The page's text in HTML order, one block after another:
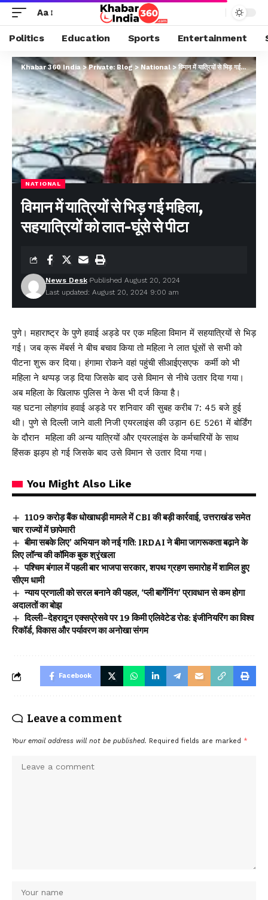
Aa
Politics Education Sports Entertainment
Khabar 360 India>Private: Blog>National>विमान में यात्रियों से भिड़ गई महिला, सहयात्रियों को लात-घूंसे से पीटा
NATIONAL
विमान में यात्रियों से भिड़ गई महिला,
सहयात्रियों को लात-घूंसे से पीटा
Last updated: August 20, 2024 9:00 am
News Desk Published August 20, 2024
पुणे। महाराष्ट्र के पुणे हवाई अड्डे पर एक महिला विमान में सहयात्रियों से भिड़
गई। जब क्रू मेंबर्स ने बीच बचाव किया तो महिला ने लात घूंसों से सभी को
पीटना शुरू कर दिया। हंगामा रोकने वहां पहुंची सीआईएसएफ कर्मी को भी
महिला ने थप्पड़ जड़ दिया जिसके बाद उसे विमान से नीचे उतार दिया गया।
अब महिला के खिलाफ पुलिस ने केस भी दर्ज किया है।
यह घटना लोहगांव हवाई अड्डे पर शनिवार की सुबह करीब 7: 45 बजे हुई
थी। पुणे से दिल्ली जाने वाली निजी एयरलाइंस की उड़ान 6E 5261 में बोर्डिंग
के दौरान महिला की अन्य यात्रियों और एयरलाइंस के कर्मचारियों के साथ
हिंसक झड़प हो गई जिसके बाद उसे विमान से उतार दिया गया।
You Might Also Like
₹1109 करोड़ बैंक धोखाधड़ी मामले में CBI की बड़ी कार्रवाई, उत्तराखंड समेत
चार राज्यों में छापेमारी
बीमा सबके लिए’ अभियान को नई गति: IRDAI ने बीमा जागरूकता बढ़ाने के
लिए लॉन्च की कॉमिक बुक श्रृंखला
पश्चिम बंगाल में पहली बार भाजपा सरकार, शपथ ग्रहण समारोह में शामिल हुए
सीएम धामी
न्याय प्रणाली को सरल बनाने की पहल, ‘प्ली बार्गेनिंग’ प्रावधान से कम होगा
अदालतों का बोझ
दिल्ली–देहरादून एक्सप्रेसवे पर 19 किमी एलिवेटेड रोड: इंजीनियरिंग का विश्व
रिकॉर्ड, विकास और पर्यावरण का अनोखा संगम
Facebook
Leave a comment
Your email address will not be published. Required fields are marked *